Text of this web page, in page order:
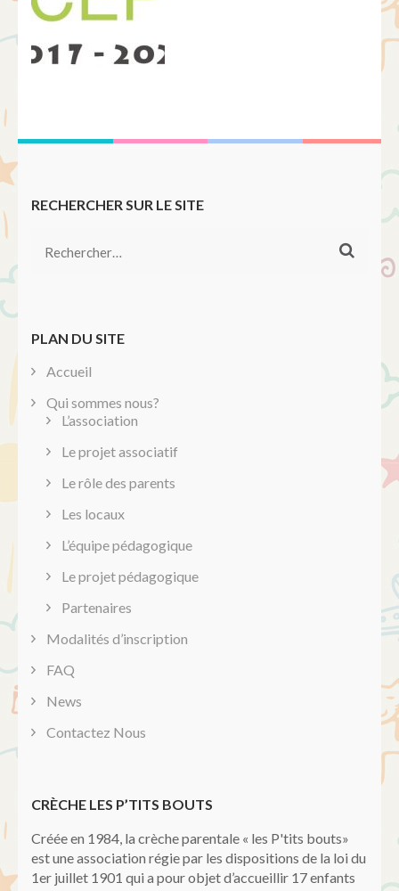
RECHERCHER SUR LE SITE
Rechercher :
PLAN DU SITE
Accueil
Qui sommes nous?
L’association
Le projet associatif
Le rôle des parents
Les locaux
L’équipe pédagogique
Le projet pédagogique
Partenaires
Modalités d’inscription
FAQ
News
Contactez Nous
CRÈCHE LES P’TITS BOUTS
Créée en 1984, la crèche parentale « les P'tits bouts»
est une association régie par les dispositions de la loi du
1er juillet 1901 qui a pour objet d’accueillir 17 enfants